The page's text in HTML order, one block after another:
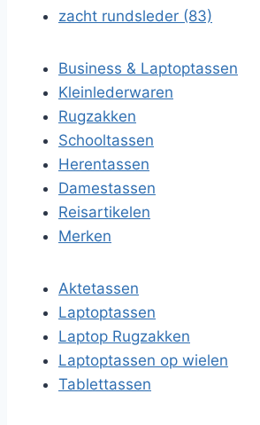
zacht rundsleder (83)
Business & Laptoptassen
Kleinlederwaren
Rugzakken
Schooltassen
Herentassen
Damestassen
Reisartikelen
Merken
Aktetassen
Laptoptassen
Laptop Rugzakken
Laptoptassen op wielen
Tablettassen